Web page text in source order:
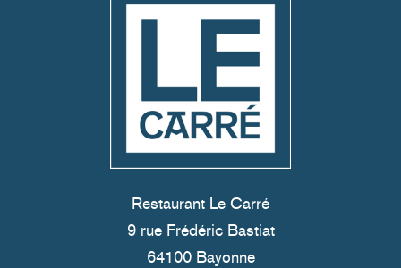
Restaurant Le Carré
9 rue Frédéric Bastiat
64100 Bayonne